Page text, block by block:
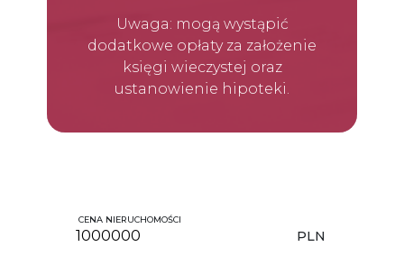
Uwaga: mogą wystąpić
dodatkowe opłaty za założenie
księgi wieczystej oraz
ustanowienie hipoteki.
CENA NIERUCHOMOŚCI
PLN